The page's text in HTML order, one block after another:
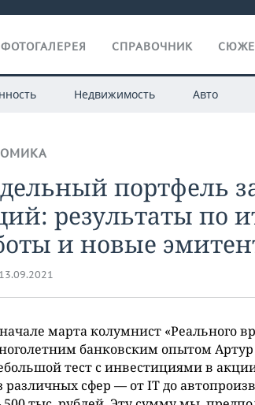
ФОТОГАЛЕРЕЯ СПРАВОЧНИК
Недвижимость Авто
портфель
результаты по
и новые
марта колумнист «Реального
банковским опытом
тест с инвестициями в
различных сфер — от IT до